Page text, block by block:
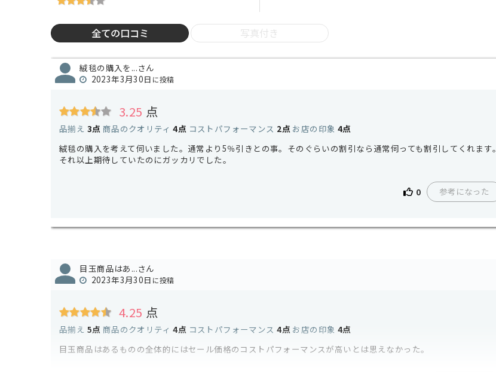
全ての口コミ 写真付き
絨毯の購入を...さん
2023年3月30日 に投稿
3.25 点
品揃え 3点 商品のクオリティ 4点 コストパフォーマンス 2点 お店の印象 4点
絨毯の購入を考えて伺いました。通常より5％引きとの事。そのぐらいの割引なら通常伺っても割引してくれます。
それ以上期待していたのにガッカリでした。
0 参考になった
目玉商品はあ...さん
2023年3月30日 に投稿
4.25 点
品揃え 5点 商品のクオリティ 4点 コストパフォーマンス 4点 お店の印象 4点
目玉商品はあるものの全体的にはセール価格のコストパフォーマンスが高いとは思えなかった。